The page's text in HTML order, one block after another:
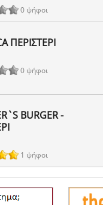
0 ψήφοι
ΠΕΡΙΣΤΕΡΙ
0 ψήφοι
BURGER -
1 ψήφοι